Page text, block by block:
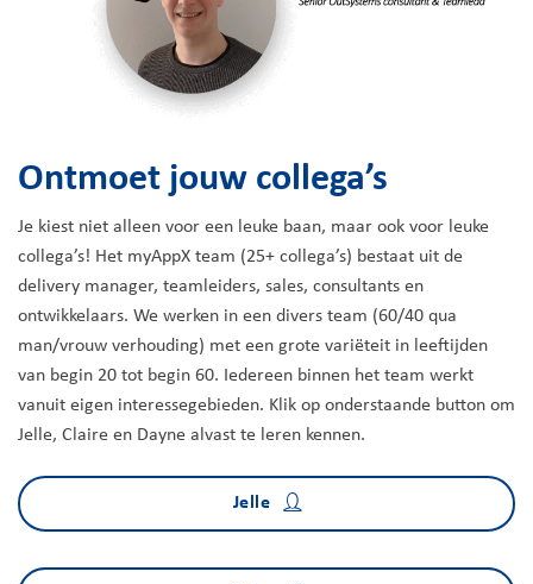
Ontmoet jouw collega’s
Je kiest niet alleen voor een leuke baan, maar ook voor leuke
collega’s! Het myAppX team (25+ collega’s) bestaat uit de
delivery manager, teamleiders, sales, consultants en
ontwikkelaars. We werken in een divers team (60/40 qua
man/vrouw verhouding) met een grote variëteit in leeftijden
van begin 20 tot begin 60. Iedereen binnen het team werkt
vanuit eigen interessegebieden. Klik op onderstaande button om
Jelle, Claire en Dayne alvast te leren kennen.
Jelle